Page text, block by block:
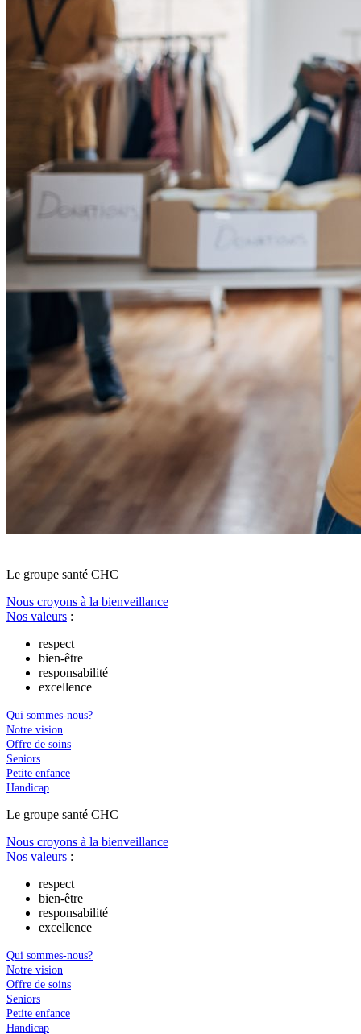
Le groupe santé CHC
Nous croyons à la bienveillance
Nos valeurs :
respect
bien-être
responsabilité
excellence
Qui sommes-nous?
Notre vision
Offre de soins
Seniors
Petite enfance
Handicap
Le groupe santé CHC
Nous croyons à la bienveillance
Nos valeurs :
respect
bien-être
responsabilité
excellence
Qui sommes-nous?
Notre vision
Offre de soins
Seniors
Petite enfance
Handicap